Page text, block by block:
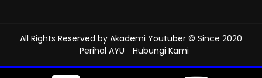
All Rights Reserved by Akademi Youtuber © Since 2020
Perihal AYU
Hubungi Kami